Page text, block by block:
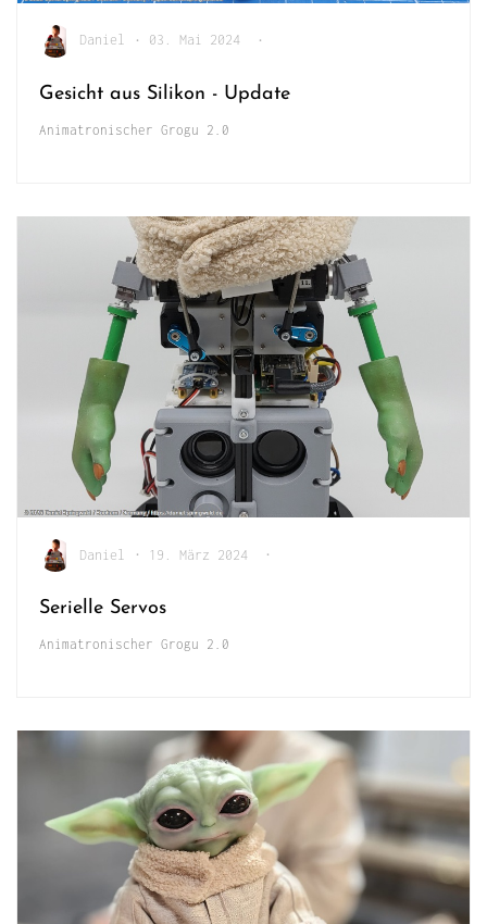
Daniel • 03. Mai 2024 •
Gesicht aus Silikon - Update
Animatronischer Grogu 2.0
Daniel • 19. März 2024 •
Serielle Servos
Animatronischer Grogu 2.0